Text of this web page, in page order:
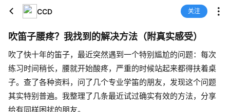
CCD 关注
吹笛子腰疼？我找到的解决方法（附真实感受）
吹了快十年的笛子，最近突然遇到一个特别尴尬的问题：每次
练习时间稍长，腰就开始酸疼，严重的时候站起来都得扶着桌
子。查了各种资料，问了几个专业学笛的朋友，发现这个问题
其实特别普遍。我整理了几条最近试过确实有效的方法，分享
给有同样困扰的朋友。